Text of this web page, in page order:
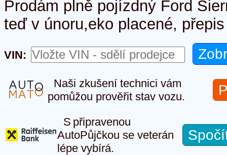
Prodám plně pojízdný Ford
teď v únoru,eko placené,
VIN:
Naši zkušení technici vám
pomůžou prověřit stav vozu.
S připravenou
AutoPůjčkou se veterán
lépe vybírá.